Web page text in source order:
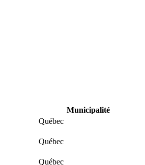
Municipalité
Québec
Québec
Québec